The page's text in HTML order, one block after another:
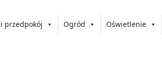
przedpokój Ogród Oświetlenie